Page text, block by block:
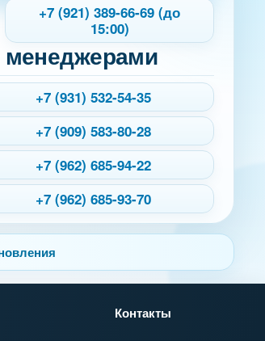
+7 (921) 389-66-69 (до
15:00)
менеджерами
+7 (931) 532-54-35
+7 (909) 583-80-28
+7 (962) 685-94-22
+7 (962) 685-93-70
Контакты